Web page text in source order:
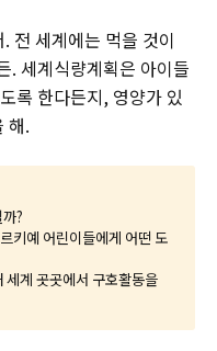
전 세계에는 먹을 것이
. 세계식량계획은 아이들
록 한다든지, 영양가 있
해.
?
키예 어린이들에게 어떤 도
세계 곳곳에서 구호활동을